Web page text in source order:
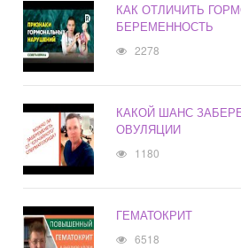
КАК ОТЛИЧИТЬ
БЕРЕМЕННОСТЬ
2278
КАКОЙ ШАНС
ОВУЛЯЦИИ
1180
ГЕМАТОКРИТ
6518